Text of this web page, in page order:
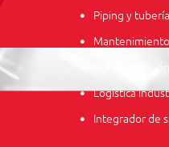
Piping y
Logística
Integrador de